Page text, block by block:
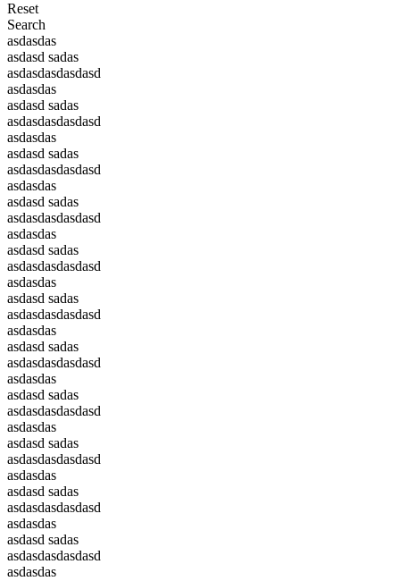
Reset
Search
asdasdas
asdasd sadas
asdasdasdasdasd
asdasdas
asdasd sadas
asdasdasdasdasd
asdasdas
asdasd sadas
asdasdasdasdasd
asdasdas
asdasd sadas
asdasdasdasdasd
asdasdas
asdasd sadas
asdasdasdasdasd
asdasdas
asdasd sadas
asdasdasdasdasd
asdasdas
asdasd sadas
asdasdasdasdasd
asdasdas
asdasd sadas
asdasdasdasdasd
asdasdas
asdasd sadas
asdasdasdasdasd
asdasdas
asdasd sadas
asdasdasdasdasd
asdasdas
asdasd sadas
asdasdasdasdasd
asdasdas